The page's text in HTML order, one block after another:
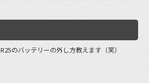
R25のバッテリーの外し方教えます（笑）